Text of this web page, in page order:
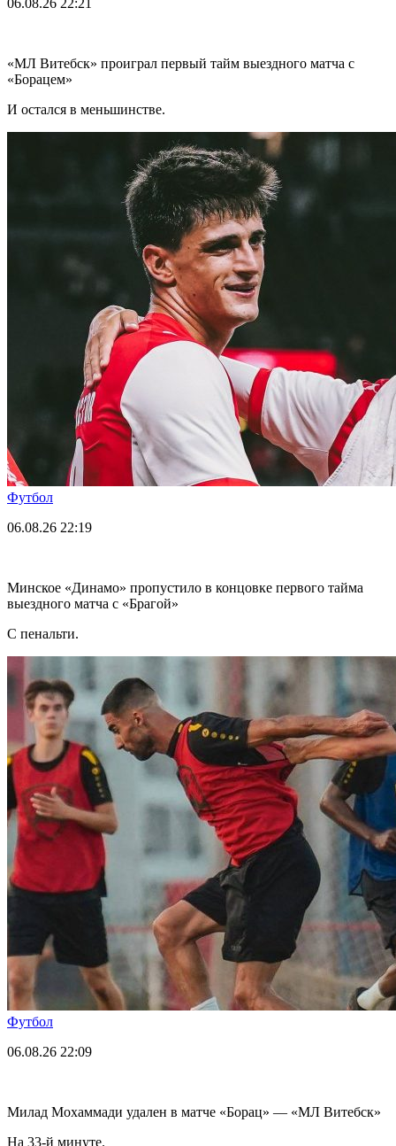
«МЛ Витебск» проиграл первый тайм выездного матча с
«Борацем»
И остался в меньшинстве.
Футбол
06.08.26 22:19
Минское «Динамо» пропустило в концовке первого тайма
выездного матча с «Брагой»
С пенальти.
Футбол
06.08.26 22:09
Милад Мохаммади удален в матче «Борац» — «МЛ Витебск»
На 33-й минуте.